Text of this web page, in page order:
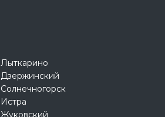
Лыткарино
Дзержинский
Солнечногорск
Истра
Жуковский